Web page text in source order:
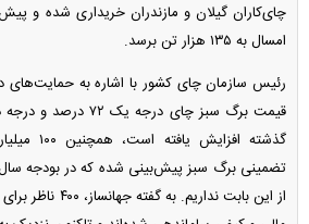
چای‌کاران گیلان و مازندران خریداری شده و
امسال به ۱۳۵ هزار تن برسد.
رئیس سازمان چای کشور با اشاره به حمایت‌های
گذشته
تضمینی برگ سبز پیش‌بینی شده که در بودجه
از این بابت